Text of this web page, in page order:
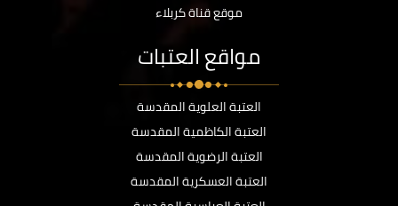
موقع قناة كربلاء
مواقع العتبات
العتبة العلوية المقدسة
العتبة الكاظمية المقدسة
العتبة الرضوية المقدسة
العتبة العسكرية المقدسة